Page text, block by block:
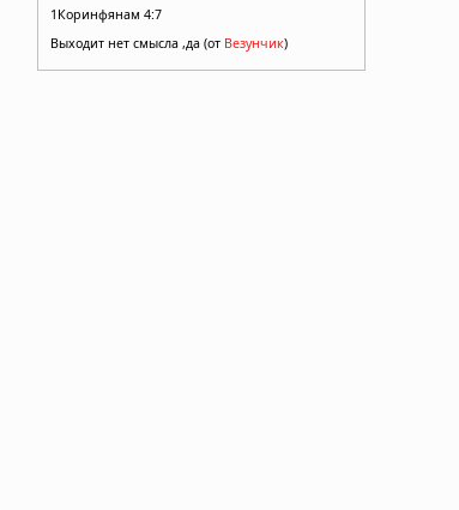
1Коринфянам 4:7
Выходит нет смысла ,да (от Везунчик)